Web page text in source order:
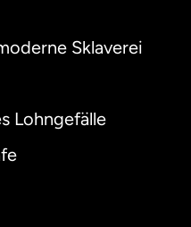
Sklaverei
Lohngefälle